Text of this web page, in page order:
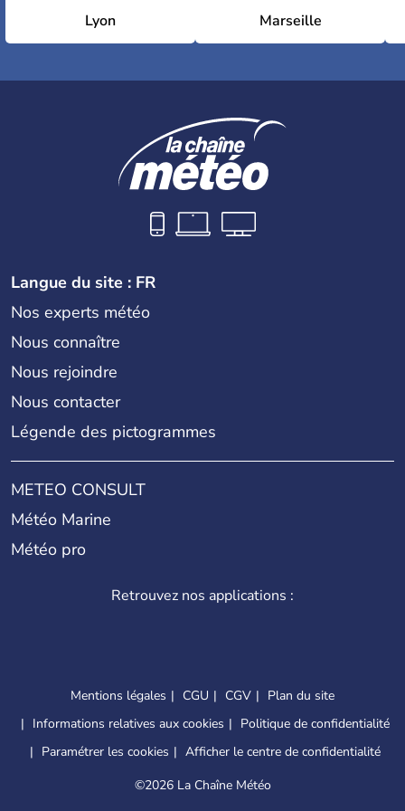
Lyon Marseille
Langue du site : FR
Nos experts météo
Nous connaître
Nous rejoindre
Nous contacter
Légende des pictogrammes
METEO CONSULT
Météo Marine
Météo pro
Retrouvez nos applications :
Mentions légales CGU CGV
Plan du site
Informations relatives aux cookies
Politique de confidentialité
Paramétrer les cookies
Afficher le centre de confidentialité
©2026 La Chaîne Météo